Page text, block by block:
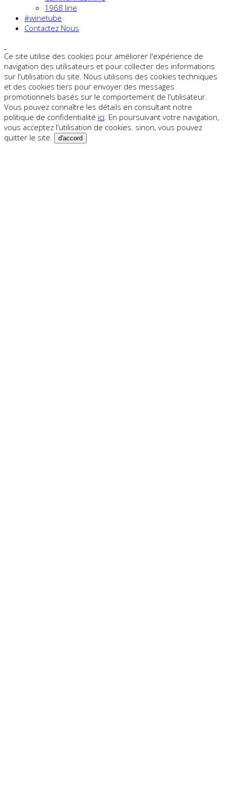
1968 line
#winetube
Contactez Nous
Ce site utilise des cookies pour améliorer l'expérience de
navigation des utilisateurs et pour collecter des informations
sur l'utilisation du site. Nous utilisons des cookies techniques
et des cookies tiers pour envoyer des messages
promotionnels basés sur le comportement de l'utilisateur.
Vous pouvez connaître les détails en consultant notre
politique de confidentialité ici. En poursuivant votre navigation,
vous acceptez l'utilisation de cookies. sinon, vous pouvez
quitter le site.
d'accord